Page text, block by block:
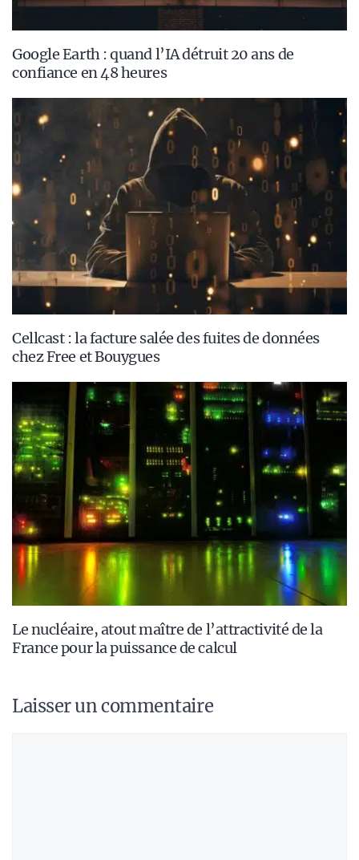
Google Earth : quand l’IA détruit 20 ans de
confiance en 48 heures
Cellcast : la facture salée des fuites de données
chez Free et Bouygues
Le nucléaire, atout maître de l’attractivité de la
France pour la puissance de calcul
Laisser un commentaire